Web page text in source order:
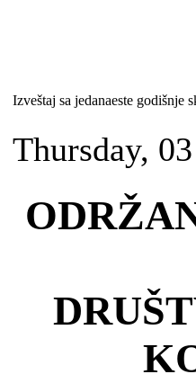
Izveštaj sa jedanaeste godišnje
Thursday,